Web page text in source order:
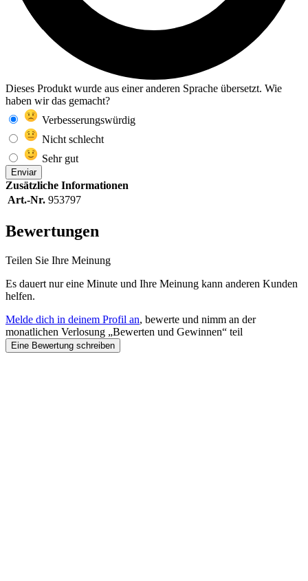
Dieses Produkt wurde aus einer anderen Sprache übersetzt. Wie
haben wir das gemacht?
Verbesserungswürdig
Nicht schlecht
Sehr gut
Enviar
Zusätzliche Informationen
Art.-Nr. 953797
Bewertungen
Teilen Sie Ihre Meinung
Es dauert nur eine Minute und Ihre Meinung kann anderen Kunden
helfen.
Melde dich in deinem Profil an, bewerte und nimm an der
monatlichen Verlosung „Bewerten und Gewinnen“ teil
Eine Bewertung schreiben